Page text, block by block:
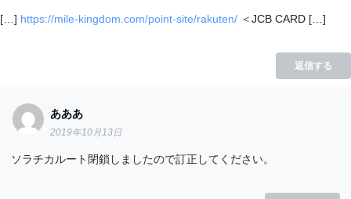
[…] https://mile-kingdom.com/point-site/rakuten/ ＜JCB CARD […]
返信する
あああ
2019年10月13日
ソラチカルート閉鎖しましたので訂正してください。